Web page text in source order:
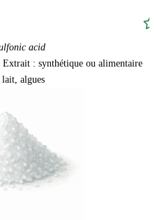
acid
: synthétique ou alimentaire
lait, algues